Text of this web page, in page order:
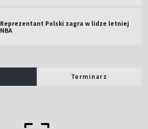
Reprezentant Polski zagra w lidze letniej
NBA
Terminarz